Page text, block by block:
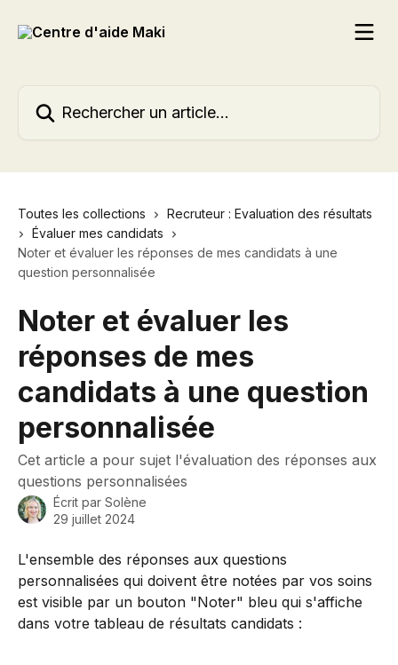
Toutes les collections
Recruteur : Evaluation des résultats
Évaluer mes candidats
Noter et évaluer les réponses de mes candidats à une
question personnalisée
Noter et évaluer les
réponses de mes
candidats à une question
personnalisée
Cet article a pour sujet l'évaluation des réponses aux
questions personnalisées
Écrit par Solène
29 juillet 2024
L'ensemble des réponses aux questions
personnalisées qui doivent être notées par vos soins
est visible par un bouton "Noter" bleu qui s'affiche
dans votre tableau de résultats candidats :